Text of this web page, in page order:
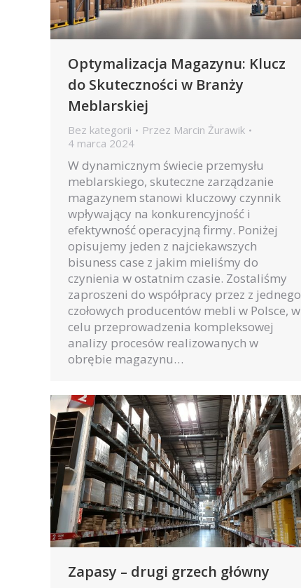
Optymalizacja Magazynu: Klucz
do Skuteczności w Branży
Meblarskiej
Bez kategorii Przez Marcin Żurawik
4 marca 2024
W dynamicznym świecie przemysłu
meblarskiego, skuteczne zarządzanie
magazynem stanowi kluczowy czynnik
wpływający na konkurencyjność i
efektywność operacyjną firmy. Poniżej
opisujemy jeden z najciekawszych
bisuness case z jakim mieliśmy do
czynienia w ostatnim czasie. Zostaliśmy
zaproszeni do współpracy przez z jednego
czołowych producentów mebli w Polsce, w
celu przeprowadzenia kompleksowej
analizy procesów realizowanych w
obrębie magazynu…
Zapasy – drugi grzech główny